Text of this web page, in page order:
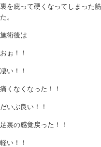
裏を庇って硬くなってしまった
た。
施術後は
おぉ！！
凄い！！
痛くなくなった！！
だいぶ良い！！
足裏の感覚戻った！！
軽い！！